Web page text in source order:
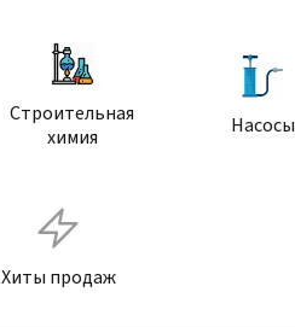
Строительная
химия
Насосы
Хиты продаж